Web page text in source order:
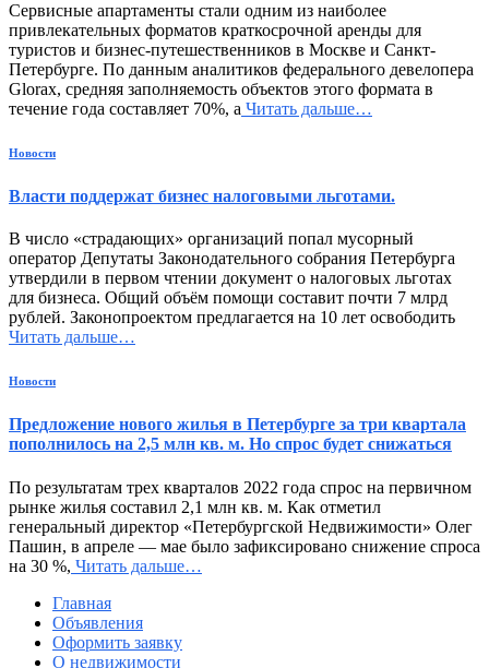
Сервисные апартаменты стали одним из наиболее
привлекательных форматов краткосрочной аренды для
туристов и бизнес-путешественников в Москве и Санкт-
Петербурге. По данным аналитиков федерального девелопера
Glorax, средняя заполняемость объектов этого формата в
течение года составляет 70%, а Читать дальше…
Новости
Власти поддержат бизнес налоговыми льготами.
В число «страдающих» организаций попал мусорный
оператор Депутаты Законодательного собрания Петербурга
утвердили в первом чтении документ о налоговых льготах
для бизнеса. Общий объём помощи составит почти 7 млрд
рублей. Законопроектом предлагается на 10 лет освободить
Читать дальше…
Новости
Предложение нового жилья в Петербурге за три квартала
пополнилось на 2,5 млн кв. м. Но спрос будет снижаться
По результатам трех кварталов 2022 года спрос на первичном
рынке жилья составил 2,1 млн кв. м. Как отметил
генеральный директор «Петербургской Недвижимости» Олег
Пашин, в апреле — мае было зафиксировано снижение спроса
на 30 %, Читать дальше…
Главная
Объявления
Оформить заявку
О недвижимости